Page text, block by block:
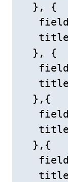
  }, {
  }, {
  },{
  },{